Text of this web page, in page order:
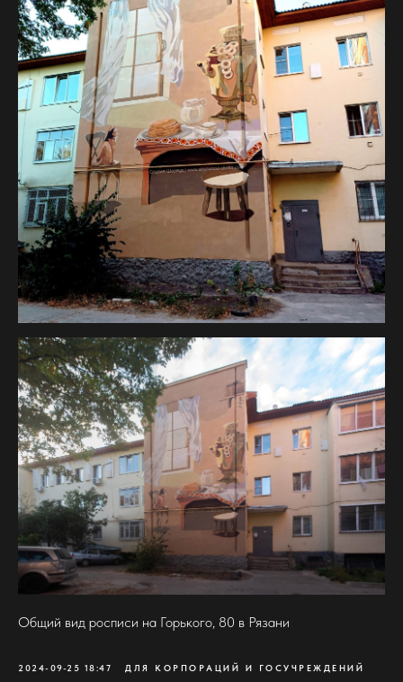
Общий вид росписи на Горького, 80 в Рязани
2024-09-25 18:47 ДЛЯ КОРПОРАЦИЙ И ГОСУЧРЕЖДЕНИЙ